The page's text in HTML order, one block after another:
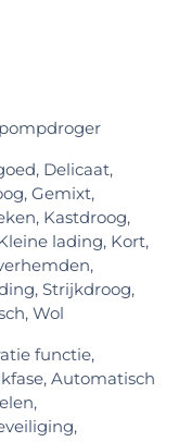
Delicaat,
Gemixt,
Kastdroog,
lading, Kort,
Strijkdroog,
Wol
functie,
Automatisch